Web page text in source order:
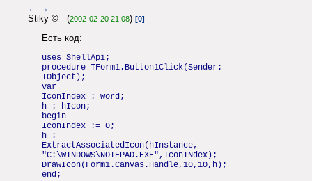
← →
Stiky © (2002-02-20 21:08) [0]
Есть код:
uses ShellApi;
procedure TForm1.Button1Click(Sender:
TObject);
var
IconIndex : word;
h : hIcon;
begin
IconIndex := 0;
h :=
ExtractAssociatedIcon(hInstance,
"C:\WINDOWS\NOTEPAD.EXE",IconINdex);
DrawIcon(Form1.Canvas.Handle,10,10,h);
end;